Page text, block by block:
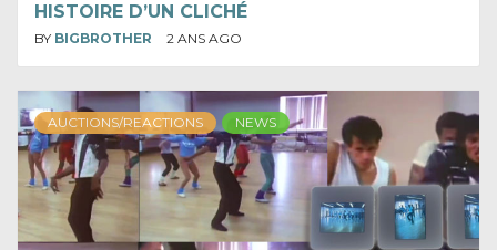
HISTOIRE D’UN CLICHÉ
BY BIGBROTHER 2 ANS AGO
AUCTIONS/REACTIONS NEWS